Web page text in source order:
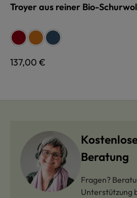
Troyer aus reiner Bio-
Farbe auswählen
rot terra jeans
Regulärer Preis:
137,00 €
Beratung
Fragen?
Unterstützung